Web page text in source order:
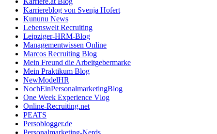
Karriereblog von Svenja Hofert
Kununu News
Lebenswelt Recruiting
Leipziger-HRM-Blog
Managementwissen Online
Marcos Recruiting Blog
Mein Freund die Arbeitgebermarke
Mein Praktikum Blog
NewModelHR
NochEinPersonalmarketingBlog
One Week Experience Vlog
Online-Recruiting.net
PEATS
Persoblogger.de